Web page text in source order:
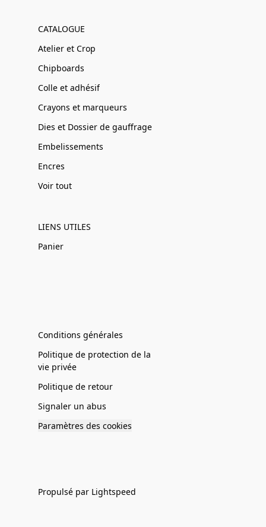
CATALOGUE
Atelier et Crop
Chipboards
Colle et adhésif
Crayons et marqueurs
Dies et Dossier de gauffrage
Embelissements
Encres
Voir tout
LIENS UTILES
Panier
Conditions générales
Politique de protection de la
vie privée
Politique de retour
Signaler un abus
Paramètres des cookies
Propulsé par Lightspeed